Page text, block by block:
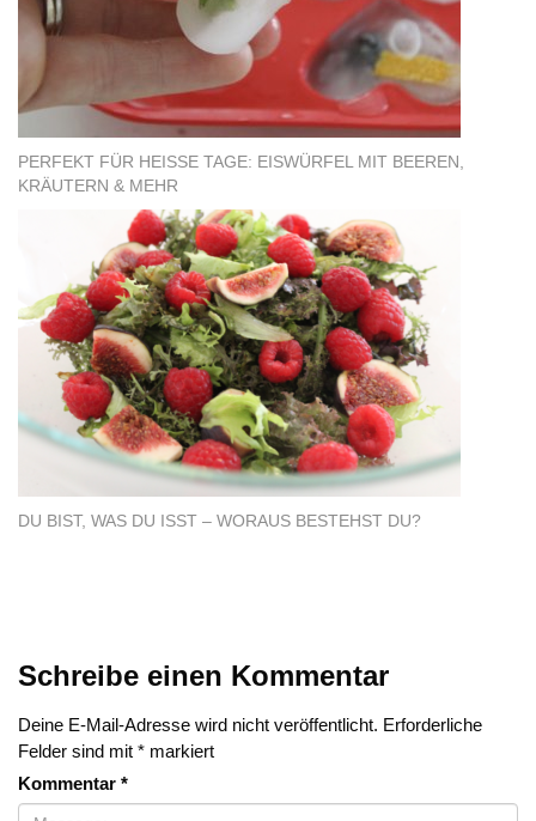
PERFEKT FÜR HEISSE TAGE: EISWÜRFEL MIT BEEREN, K
RÄUTERN & MEHR
DU BIST, WAS DU ISST – WORAUS BESTEHST DU?
Schreibe einen Kommentar
Deine E-Mail-Adresse wird nicht veröffentlicht. Erforderliche
Felder sind mit * markiert
Kommentar *